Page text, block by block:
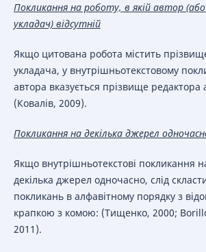
Покликання на роботу, в якій автор
укладач) відсутній
Якщо цитована робота містить
укладача, у внутрішньотекстовому
автора вказується прізвище редактора
(Ковалів, 2009).
Покликання на декілька джерел
Якщо внутрішньотекстові покликання
декілька джерел одночасно, слід
покликань в алфавітному порядку з
крапкою з комою: (Тищенко, 2000;
2011).